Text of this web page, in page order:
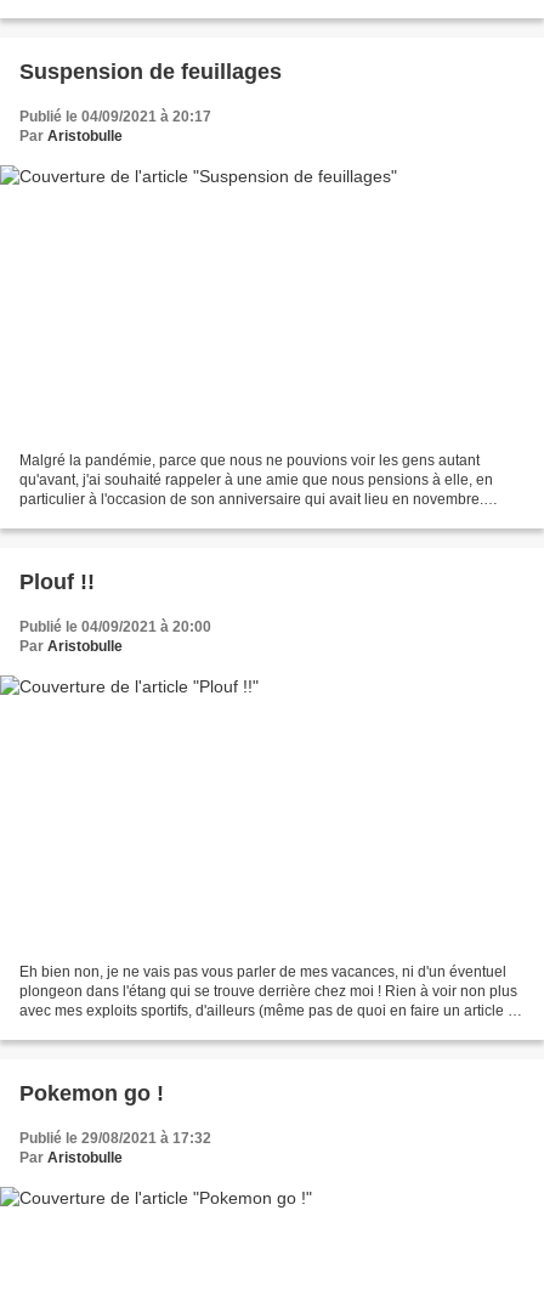
Suspension de feuillages
Publié le 04/09/2021 à 20:17
Par Aristobulle
Malgré la pandémie, parce que nous ne pouvions voir les gens autant
qu'avant, j'ai souhaité rappeler à une amie que nous pensions à elle, en
particulier à l'occasion de son anniversaire qui avait lieu en novembre.
Plouf !!
Publié le 04/09/2021 à 20:00
Par Aristobulle
Eh bien non, je ne vais pas vous parler de mes vacances, ni d'un éventuel
plongeon dans l'étang qui se trouve derrière chez moi ! Rien à voir non plus
avec mes exploits sportifs, d'ailleurs (même pas de quoi en faire un article !
Pokemon go !
Publié le 29/08/2021 à 17:32
Par Aristobulle